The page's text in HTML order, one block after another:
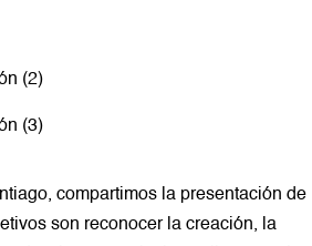
compartimos la presentación de
son reconocer la creación, la